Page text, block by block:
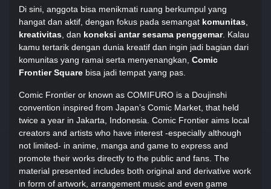
Di sini, anggota bisa menikmati ruang berkumpul yang
hangat dan aktif, dengan fokus pada semangat komunitas
kreativitas , dan koneksi antar sesama penggemar. Kalau
kamu tertarik dengan dunia kreatif dan ingin jadi bagian dari
komunitas yang ramai serta menyenangkan, Comic
Frontier Square bisa jadi tempat yang pas.
Comic Frontier or known as COMIFURO is a Doujinshi
convention inspired from Japan’s Comic Market, that held
twice a year in Jakarta, Indonesia. Comic Frontier aims local
creators and artists who have interest -especially although
not limited- in anime, manga and game to express and
promote their works directly to the public and fans. The
material presented includes both original and derivative work
in form of artwork, arrangement music and even game